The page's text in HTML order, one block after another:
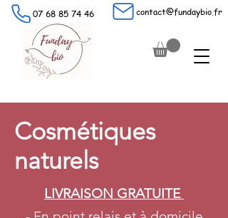
07 68 85 74 46 contact@fundaybio.fr
Cosmétiques
naturels
LIVRAISON GRATUITE